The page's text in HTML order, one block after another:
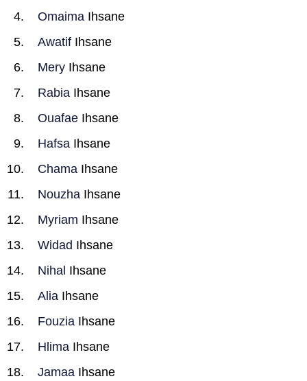
Omaima Ihsane
Awatif Ihsane
Mery Ihsane
Rabia Ihsane
Ouafae Ihsane
Hafsa Ihsane
Chama Ihsane
Nouzha Ihsane
Myriam Ihsane
Widad Ihsane
Nihal Ihsane
Alia Ihsane
Fouzia Ihsane
Hlima Ihsane
Jamaa Ihsane